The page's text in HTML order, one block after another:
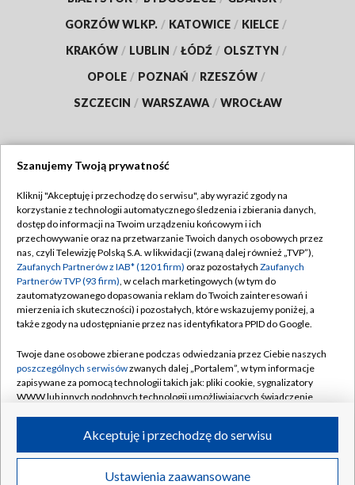
GORZÓW WLKP. / KATOWICE / KIELCE /
KRAKÓW / LUBLIN / ŁÓDŹ / OLSZTYN /
OPOLE / POZNAŃ / RZESZÓW /
SZCZECIN / WARSZAWA / WROCŁAW
TVP
Abonament TVP
Emisja w TVP
Centrum informacji TVP
Naziemna Telewizja Cyfrowa
Rada Programowa
System NOS
Informacje o nadawcy
Program dla prasy
Regulamin TVP
Polityka prywatności
Moje zgody
Pomoc
Kontakt
Kanały
©2026 Telewizja Polska S.A. w likwidacji
Szanujemy Twoją prywatność
Kliknij "Akceptuję i przechodzę do serwisu", aby wyrazić zgody na
korzystanie z technologii automatycznego śledzenia i zbierania danych,
dostęp do informacji na Twoim urządzeniu końcowym i ich
przechowywanie oraz na przetwarzanie Twoich danych osobowych przez
nas, czyli Telewizję Polską S.A. w likwidacji (zwaną dalej również „TVP”),
Zaufanych Partnerów z IAB* (1201 firm) oraz pozostałych Zaufanych
Partnerów TVP (93 firm), w celach marketingowych (w tym do
zautomatyzowanego dopasowania reklam do Twoich zainteresowań i
mierzenia ich skuteczności) i pozostałych, które wskazujemy poniżej, a
także zgody na udostępnianie przez nas identyfikatora PPID do Google.
Twoje dane osobowe zbierane podczas odwiedzania przez Ciebie naszych
poszczególnych serwisówzwanych dalej „Portalem”, w tym informacje
zapisywane za pomocą technologii takich jak: pliki cookie, sygnalizatory
WWW lub innych podobnych technologii umożliwiających świadczenie
ruchu w Internecie.
Twoje dane osobowe zbierane podczas odwiedzania przez Ciebie
Ustawienia zaawansowane
Akceptuję i przechodzę do serwisu